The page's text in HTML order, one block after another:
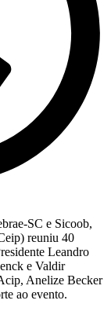
SC e Sicoob,
reuniu 40
Leandro
e Valdir
Anelize Becker
ao evento.